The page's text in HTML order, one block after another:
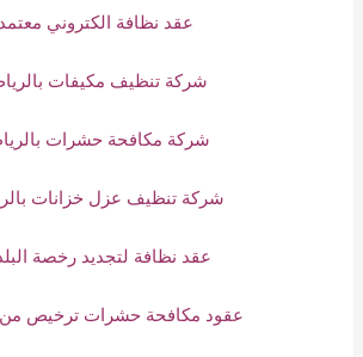
عقد نظافة الكتروني معتمد
شركة تنظيف مكيفات
شركة مكافحة حشرات
شركة تنظيف عزل خزانات
عقد نظافة لتجديد رخصة
عقود مكافحة حشرات ترخيص من